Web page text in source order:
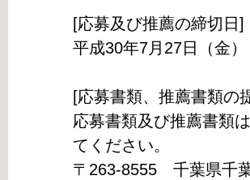
[応募及び推薦の締切日]
平成30年7月27日（金
[応募書類、推薦書類の
応募書類及び推薦書類
てください。
〒263-8555 千葉県千